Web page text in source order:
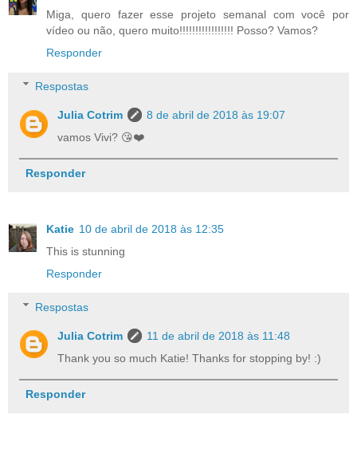
Miga, quero fazer esse projeto semanal com você por
vídeo ou não, quero muito!!!!!!!!!!!!!!!!! Posso? Vamos?
Responder
Respostas
Julia Cotrim
8 de abril de 2018 às 19:07
vamos Vivi? 😘❤️
Responder
Katie 10 de abril de 2018 às 12:35
This is stunning
Responder
Respostas
Julia Cotrim
11 de abril de 2018 às 11:48
Thank you so much Katie! Thanks for stopping by! :)
Responder